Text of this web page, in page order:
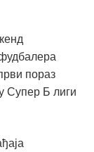
пораз
Супер Б лиги